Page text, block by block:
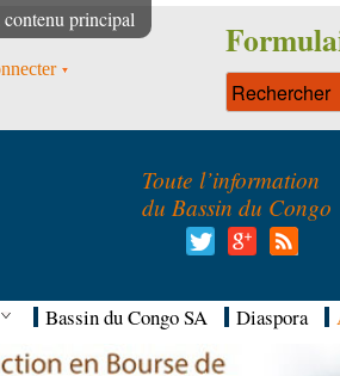
principal
Toute l’information
du Bassin du Congo
Bassin du Congo SA Diaspora